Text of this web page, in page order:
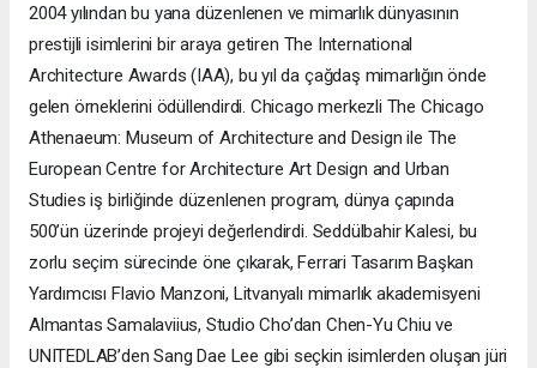
2004 yılından bu yana düzenlenen ve mimarlık dünyasının
prestijli isimlerini bir araya getiren The International
Architecture Awards (IAA), bu yıl da çağdaş mimarlığın önde
gelen örneklerini ödüllendirdi. Chicago merkezli The Chicago
Athenaeum: Museum of Architecture and Design ile The
European Centre for Architecture Art Design and Urban
Studies iş birliğinde düzenlenen program, dünya çapında
500’ün üzerinde projeyi değerlendirdi. Seddülbahir Kalesi, bu
zorlu seçim sürecinde öne çıkarak, Ferrari Tasarım Başkan
Yardımcısı Flavio Manzoni, Litvanyalı mimarlık akademisyeni
Almantas Samalaviius, Studio Cho’dan Chen-Yu Chiu ve
UNITEDLAB’den Sang Dae Lee gibi seçkin isimlerden oluşan jüri